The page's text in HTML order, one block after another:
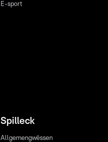
E-sport
Spilleck
Allgemengwëssen